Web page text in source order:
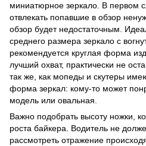
миниатюрное зеркало. В первом
отвлекать попавшие в обзор
обзор будет недостаточным.
среднего размера зеркало с
рекомендуется круглая форма
лучший охват, практически не
так же, как мопеды и скутеры
форма зеркал: кому-то может
модель или овальная.
Важно подобрать высоту ножки,
роста байкера. Водитель не
рассмотреть отражение